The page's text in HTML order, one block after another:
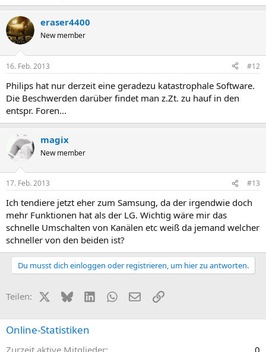
eraser4400
New member
16. Feb. 2013 #12
Philips hat nur derzeit eine geradezu katastrophale Software.
Die Beschwerden darüber findet man z.Zt. zu hauf in den
entspr. Foren...
magix
New member
17. Feb. 2013 #13
Ich tendiere jetzt eher zum Samsung, da der irgendwie doch
mehr Funktionen hat als der LG. Wichtig wäre mir das
schnelle Umschalten von Kanälen etc weiß da jemand welcher
schneller von den beiden ist?
Du musst dich einloggen oder registrieren, um hier zu antworten.
Teilen: X (Twitter)
BlueskyLinkedInWhatsApp
E-MailLink
Online-Statistiken